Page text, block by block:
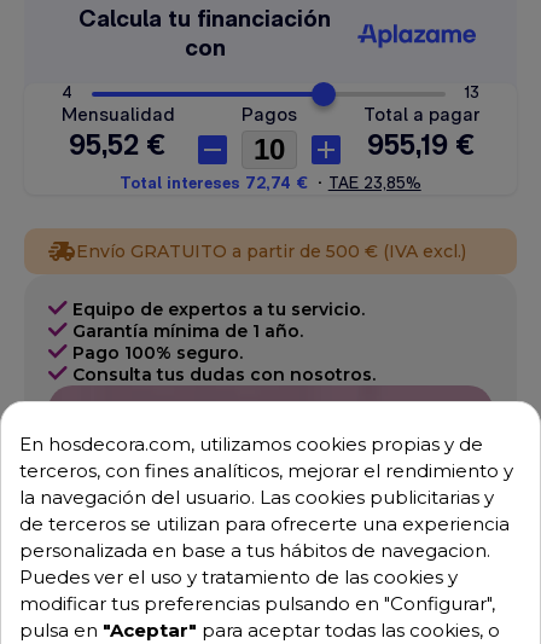
Envío GRATUITO a partir de 500 € (IVA excl.)
Equipo de expertos a tu servicio.
Garantía mínima de 1 año.
Pago 100% seguro.
Consulta tus dudas con nosotros.
info@hosdecora.com
Hablemos
Pide tu presupuesto
En hosdecora.com, utilizamos cookies propias y de
terceros, con fines analíticos, mejorar el rendimiento y
la navegación del usuario. Las cookies publicitarias y
de terceros se utilizan para ofrecerte una experiencia
personalizada en base a tus hábitos de navegacion.
Puedes ver el uso y tratamiento de las cookies y
modificar tus preferencias pulsando en "Configurar",
pulsa en "Aceptar" para aceptar todas las cookies, o